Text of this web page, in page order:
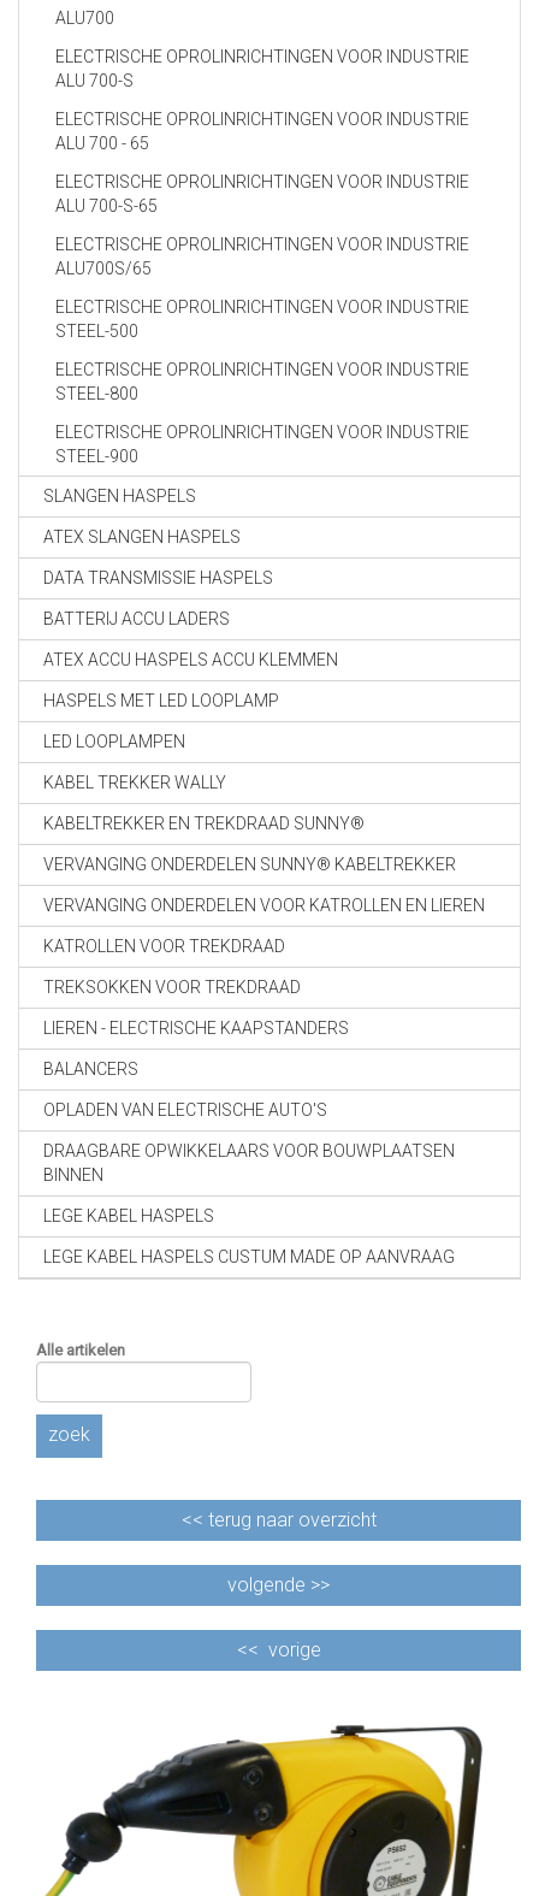
ALU700
ELECTRISCHE OPROLINRICHTINGEN VOOR INDUSTRIE
ALU 700-S
ELECTRISCHE OPROLINRICHTINGEN VOOR INDUSTRIE
ALU 700 - 65
ELECTRISCHE OPROLINRICHTINGEN VOOR INDUSTRIE
ALU 700-S-65
ELECTRISCHE OPROLINRICHTINGEN VOOR INDUSTRIE
ALU700S/65
ELECTRISCHE OPROLINRICHTINGEN VOOR INDUSTRIE
STEEL-500
ELECTRISCHE OPROLINRICHTINGEN VOOR INDUSTRIE
STEEL-800
ELECTRISCHE OPROLINRICHTINGEN VOOR INDUSTRIE
STEEL-900
SLANGEN HASPELS
ATEX SLANGEN HASPELS
DATA TRANSMISSIE HASPELS
BATTERIJ ACCU LADERS
ATEX ACCU HASPELS ACCU KLEMMEN
HASPELS MET LED LOOPLAMP
LED LOOPLAMPEN
KABEL TREKKER WALLY
KABELTREKKER EN TREKDRAAD SUNNY®
VERVANGING ONDERDELEN SUNNY® KABELTREKKER
VERVANGING ONDERDELEN VOOR KATROLLEN EN LIEREN
KATROLLEN VOOR TREKDRAAD
TREKSOKKEN VOOR TREKDRAAD
LIEREN - ELECTRISCHE KAAPSTANDERS
BALANCERS
OPLADEN VAN ELECTRISCHE AUTO'S
DRAAGBARE OPWIKKELAARS VOOR BOUWPLAATSEN
BINNEN
LEGE KABEL HASPELS
LEGE KABEL HASPELS CUSTUM MADE OP AANVRAAG
Alle artikelen
zoek
<< terug naar overzicht
volgende >>
<< vorige